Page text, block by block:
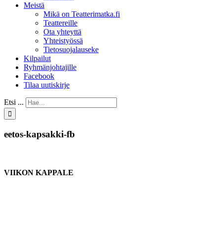
Meistä
Mikä on Teatterimatka.fi
Teattereille
Ota yhteyttä
Yhteistyössä
Tietosuojalauseke
Kilpailut
Ryhmänjohtajille
Facebook
Tilaa uutiskirje
Etsi ...
eetos-kapsakki-fb
VIIKON KAPPALE